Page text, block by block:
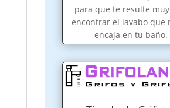
para que te resulte
encontrar el lavabo que
encaja en tu baño.